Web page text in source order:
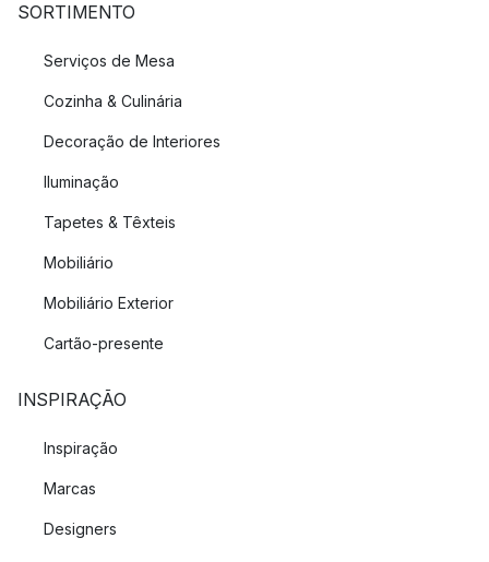
SORTIMENTO
Serviços de Mesa
Cozinha & Culinária
Decoração de Interiores
Iluminação
Tapetes & Têxteis
Mobiliário
Mobiliário Exterior
Cartão-presente
INSPIRAÇÃO
Inspiração
Marcas
Designers